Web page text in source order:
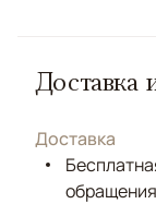
Доставка
Доставка
обращения